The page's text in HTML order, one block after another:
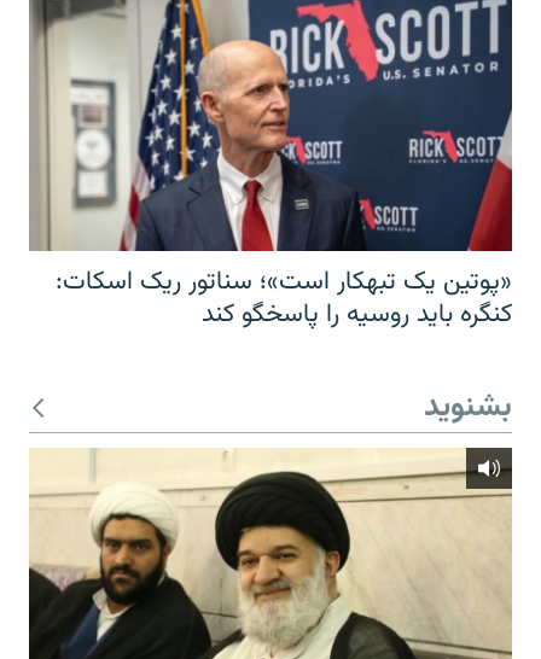
«پوتین یک تبهکار است»؛ سناتور ریک اسکات:
کنگره باید روسیه را پاسخگو کند
بشنوید